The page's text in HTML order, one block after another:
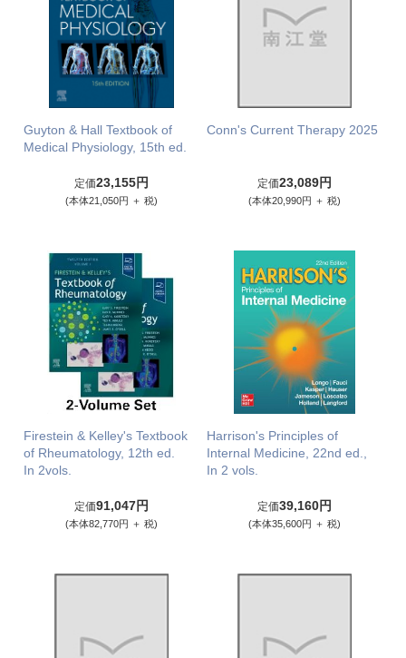
Guyton & Hall Textbook of
Medical Physiology, 15th ed.
定価23,155円
(本体21,050円 ＋ 税)
Conn's Current Therapy 2025
定価23,089円
(本体20,990円 ＋ 税)
Firestein & Kelley's Textbook
of Rheumatology, 12th ed.
In 2vols.
定価91,047円
(本体82,770円 ＋ 税)
Harrison's Principles of
Internal Medicine, 22nd ed.,
In 2 vols.
定価39,160円
(本体35,600円 ＋ 税)